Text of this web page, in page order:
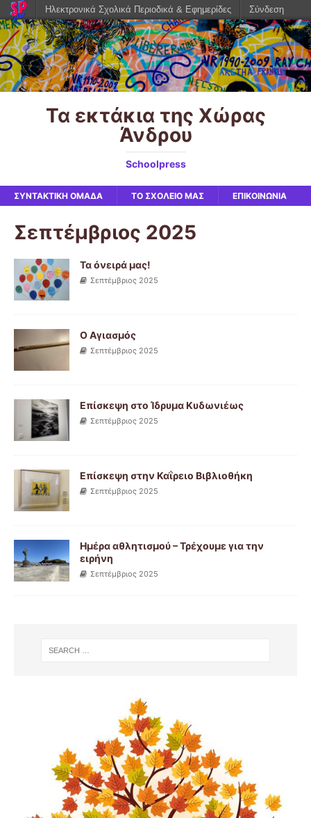
Τα εκτάκια της Χώρας
Άνδρου
Schoolpress
ΣΥΝΤΑΚΤΙΚΗ ΟΜΑΔΑ ΤΟ ΣΧΟΛΕΙΟ ΜΑΣ ΕΠΙΚΟΙΝΩΝΙΑ
Σεπτέμβριος 2025
Τα όνειρά μας!
Σεπτέμβριος 2025
Ο Αγιασμός
Σεπτέμβριος 2025
Επίσκεψη στο Ίδρυμα Κυδωνιέως
Σεπτέμβριος 2025
Επίσκεψη στην Καΐρειο Βιβλιοθήκη
Σεπτέμβριος 2025
Ημέρα αθλητισμού – Τρέχουμε για την
ειρήνη
Σεπτέμβριος 2025
Ηλεκτρονικά Σχολικά Περιοδικά & Εφημερίδες Σύνδεση